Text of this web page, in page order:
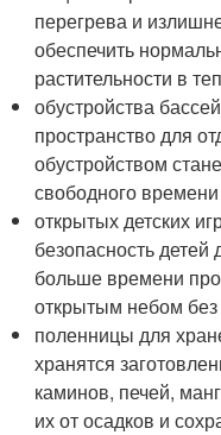
перегрева и
обеспечить
растительности в
обустройства
пространство для
обустройством
свободного
открытых детских
безопасность
больше времени
открытым небом
поленницы для
хранятся
каминов, печей,
их от осадков и